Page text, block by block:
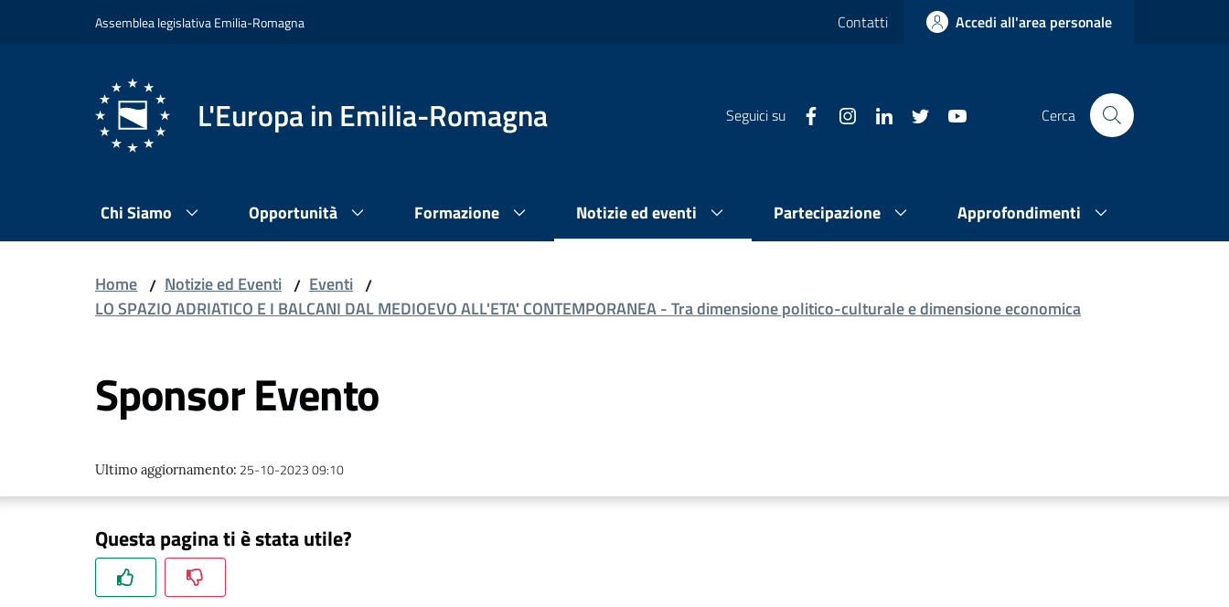
Vai al contenuto
Vai alla navigazioneAssemblea legislativa Emilia-Romagna Contatti Accedi all'area personale
L'Europa in Emilia-Romagna Seguici su Cerca
Chi Siamo Opportunità Formazione Notizie ed eventi Partecipazione Approfondimenti
Home / Notizie ed Eventi / Eventi /
LO SPAZIO ADRIATICO E I BALCANI DAL MEDIOEVO ALL'ETA' CONTEMPORANEA - Tra dimensione politico-culturale e dimensione economica
Sponsor Evento
Ultimo aggiornamento: 25-10-2023 09:10
Questa pagina ti è stata utile?